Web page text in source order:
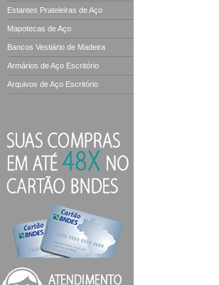
Estantes Prateleiras de Aço
Mapotecas de Aço
Bancos Vestiário de Madeira
Armários de Aço Escritório
Arquivos de Aço Escritório